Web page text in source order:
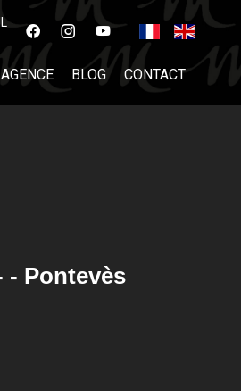
BLOG CONTACT
- Pontevès